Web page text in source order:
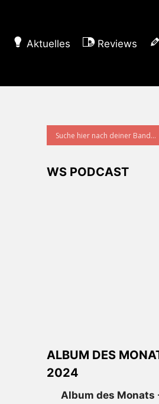
Aktuelles Reviews
WS PODCAST
ALBUM DES
2024
Album des Monats